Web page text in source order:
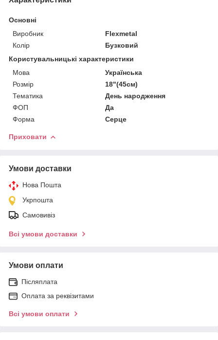
Основні
Виробник
Flexmetal
Колір
Бузковий
Користувальницькі характеристики
Мова
Українська
Розмір
18"(45см)
Тематика
День народження
ФОП
Да
Форма
Серце
Приховати
Умови доставки
Нова Пошта
Укрпошта
Самовивіз
Всі умови доставки
Умови оплати
Післяплата
Оплата за реквізитами
Всі умови оплати